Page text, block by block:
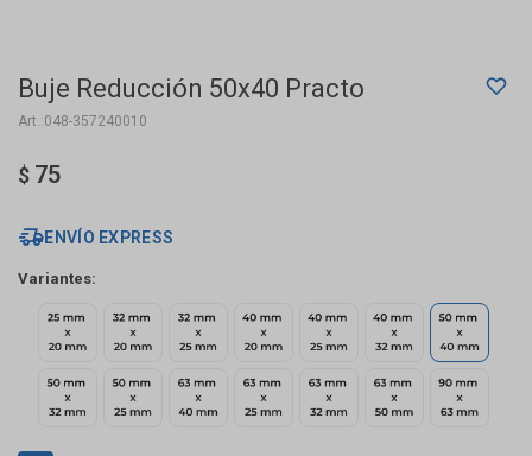
Buje Reducción 50x40 Practo
048-357240010
$ 75
ENVÍO EXPRESS
Variantes: